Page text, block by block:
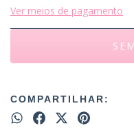
Ver meios de pagamento
COMPARTILHAR: